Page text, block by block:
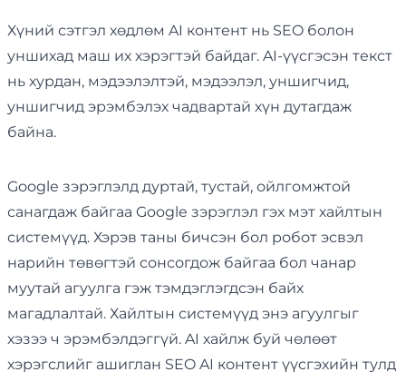
Хүний сэтгэл хөдлөм AI контент нь SEO болон
уншихад маш их хэрэгтэй байдаг. AI-үүсгэсэн текст
нь хурдан, мэдээлэлтэй, мэдээлэл, уншигчид,
уншигчид эрэмбэлэх чадвартай хүн дутагдаж
байна.
Google зэрэглэлд дуртай, тустай, ойлгомжтой
санагдаж байгаа Google зэрэглэл гэх мэт хайлтын
системүүд. Хэрэв таны бичсэн бол робот эсвэл
нарийн төвөгтэй сонсогдож байгаа бол чанар
муутай агуулга гэж тэмдэглэгдсэн байх
магадлалтай. Хайлтын системүүд энэ агуулгыг
хэзээ ч эрэмбэлдэггүй. AI хайлж буй чөлөөт
хэрэгслийг ашиглан SEO AI контент үүсгэхийн тулд